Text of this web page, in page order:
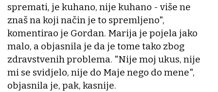
spremati, je kuhano, nije kuhano - više ne
znaš na koji način je to spremljeno",
komentirao je Gordan. Marija je pojela jako
malo, a objasnila je da je tome tako zbog
zdravstvenih problema. "Nije moj ukus, nije
mi se svidjelo, nije do Maje nego do mene",
objasnila je, pak, kasnije.